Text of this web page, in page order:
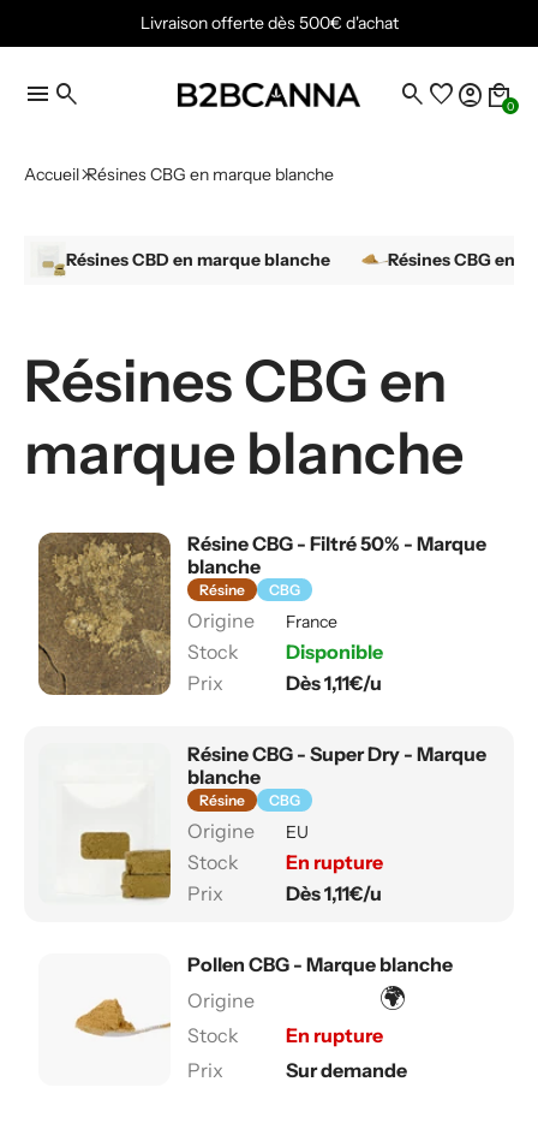
Livraison offerte dès 500€ d'achat
menu search search favoriteaccount_circle local_mall
0
Accueil Résines CBG en marque blanche
Résines CBD en marque blanche Résines CBG en
Résines CBG en
marque blanche
Résine CBG - Filtré 50% - Marque
blanche
Résine CBG
France
Disponible
Dès 1,11€/u
Résine CBG - Super Dry - Marque
blanche
Résine CBG
EU
En rupture
Dès 1,11€/u
Pollen CBG - Marque blanche
🌍
En rupture
Sur demande